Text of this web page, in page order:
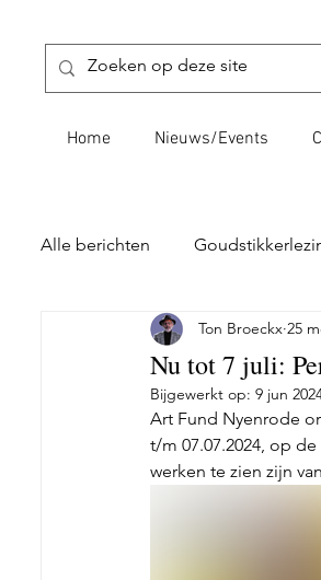
Home Nieuws/Events
Alle berichten
Bestuursberichten
Nu tot 7 juli:
Ton Broeckx 25
Bijgewerkt op: 9 jun
Art Fund Nyenrode
t/m 07.07.2024, op
werken te zien zijn